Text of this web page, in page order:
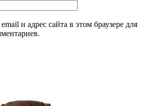
и адрес сайта в этом браузере для